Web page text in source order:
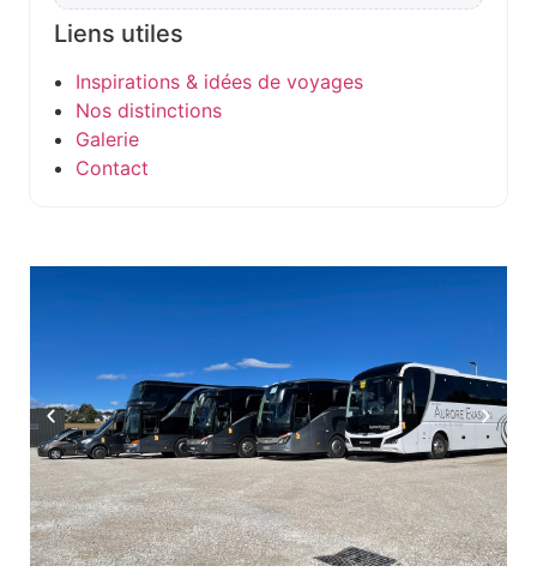
Liens utiles
Inspirations & idées de voyages
Nos distinctions
Galerie
Contact